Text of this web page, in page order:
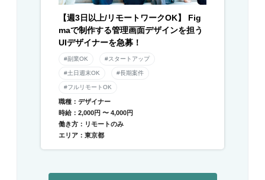
【週3日以上/リモートワークOK】 Fig
maで制作する管理画面デザインを担う
UIデザイナーを急募！
#副業OK #スタートアップ
#土日週末OK #長期案件
#フルリモートOK
職種：デザイナー
時給：2,000円 〜 4,000円
働き方：リモートのみ
エリア：東京都